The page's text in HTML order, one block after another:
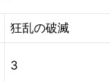
狂乱の破滅
3